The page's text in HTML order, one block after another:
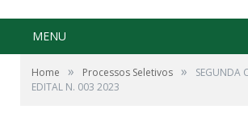
MENU
Home » Processos Seletivos »
SEGUNDA
EDITAL N. 003 2023